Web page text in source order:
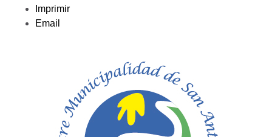
Imprimir
Email